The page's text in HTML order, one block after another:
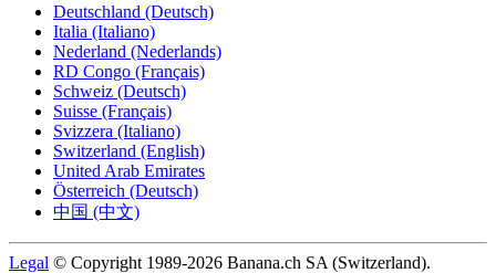
Deutschland (Deutsch)
Italia (Italiano)
Nederland (Nederlands)
RD Congo (Français)
Schweiz (Deutsch)
Suisse (Français)
Svizzera (Italiano)
Switzerland (English)
United Arab Emirates
Österreich (Deutsch)
中国 (中文)
Legal © Copyright 1989-2026 Banana.ch SA (Switzerland).